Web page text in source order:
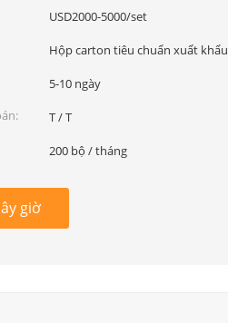
USD2000-5000/set
Hộp carton tiêu chuẩn xuất khẩu
5-10 ngày
T / T
200 bộ / tháng
giờ